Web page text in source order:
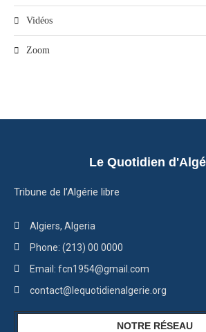
Vidéos
Zoom
Le Quotidien
Tribune de l’Algérie libre
Algiers, Algeria
Phone: (213) 00 0000
Email: fcn1954@gmail.com
contact@lequotidienalgerie.org
NOTRE RÉSEAU